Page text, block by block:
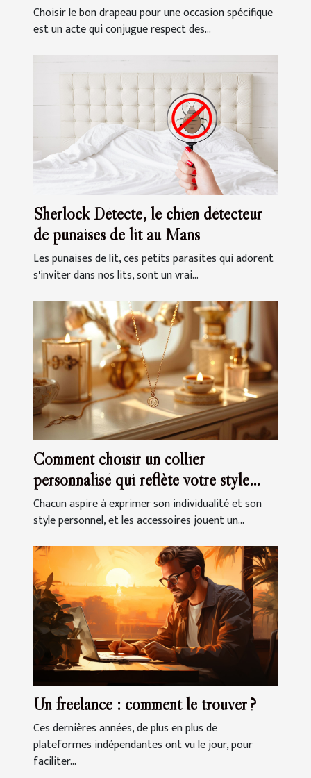
Choisir le bon drapeau pour une occasion spécifique
est un acte qui conjugue respect des...
Sherlock Détecte, le chien détecteur
de punaises de lit au Mans
Les punaises de lit, ces petits parasites qui adorent
s'inviter dans nos lits, sont un vrai...
Comment choisir un collier
personnalisé qui reflète votre style
unique
Chacun aspire à exprimer son individualité et son
style personnel, et les accessoires jouent un...
Un freelance : comment le trouver ?
Ces dernières années, de plus en plus de
plateformes indépendantes ont vu le jour, pour
faciliter...